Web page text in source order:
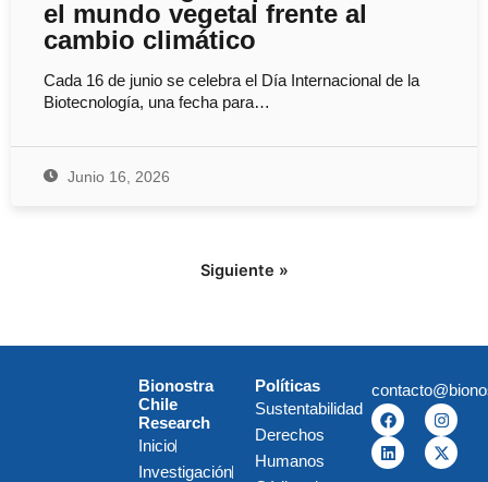
el mundo vegetal frente al
cambio climático
Cada 16 de junio se celebra el Día Internacional de la
Biotecnología, una fecha para…
Junio 16, 2026
Siguiente »
Bionostra
Chile
Research
Inicio
Investigación
Políticas
Sustentabilidad
Derechos
Humanos
F
a
c
e
b
I
n
s
t
a
L
i
n
k
e
X
-
t
w
i